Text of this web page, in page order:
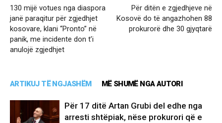
130 mijë votues nga diaspora
janë paraqitur për zgjedhjet
kosovare, klani “Pronto” në
panik, me incidente don t’i
anulojë zgjedhjet
Për ditën e zgjedhjeve në
Kosovë do të angazhohen 88
prokurorë dhe 30 gjyqtarë
ARTIKUJ TË NGJASHËM MË SHUMË NGA AUTORI
Për 17 ditë Artan Grubi del edhe nga
arresti shtëpiak, nëse prokurori që e